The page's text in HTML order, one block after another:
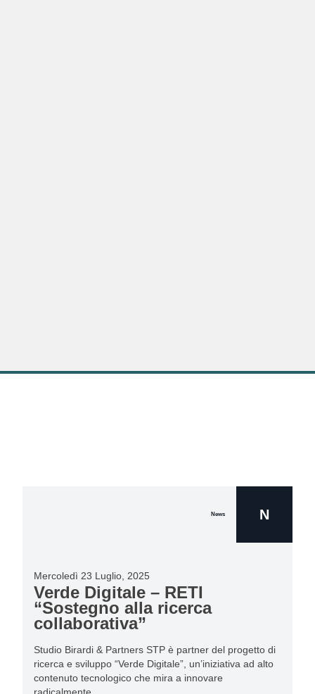
News N
Mercoledì 23 Luglio, 2025
Verde Digitale – RETI
“Sostegno alla ricerca
collaborativa”
Studio Birardi & Partners STP è partner del progetto di
ricerca e sviluppo “Verde Digitale”, un’iniziativa ad alto
contenuto tecnologico che mira a innovare